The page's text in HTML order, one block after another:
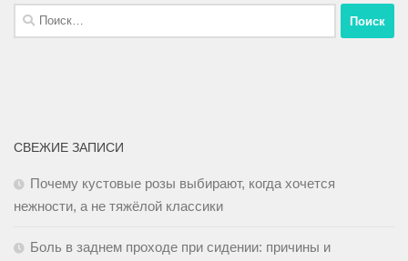
СВЕЖИЕ ЗАПИСИ
Почему кустовые розы выбирают, когда хочется
нежности, а не тяжёлой классики
Боль в заднем проходе при сидении: причины и